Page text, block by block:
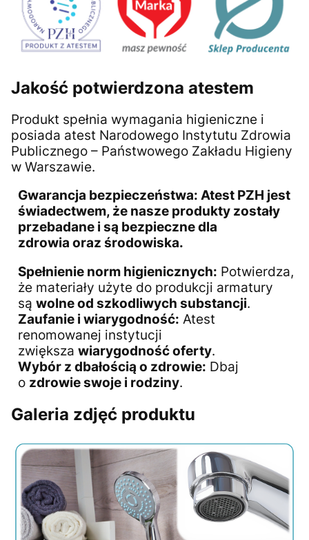
Jakość potwierdzona atestem
Produkt spełnia wymagania higieniczne i
posiada atest Narodowego Instytutu Zdrowia
Publicznego – Państwowego Zakładu Higieny
w Warszawie.
Gwarancja bezpieczeństwa: Atest PZH jest
świadectwem, że nasze produkty zostały
przebadane i są bezpieczne dla
zdrowia oraz środowiska.
Spełnienie norm higienicznych: Potwierdza,
że materiały użyte do produkcji armatury
są wolne od szkodliwych substancji.
Zaufanie i wiarygodność: Atest
renomowanej instytucji
zwiększa wiarygodność oferty.
Wybór z dbałością o zdrowie: Dbaj
o zdrowie swoje i rodziny.
Galeria zdjęć produktu